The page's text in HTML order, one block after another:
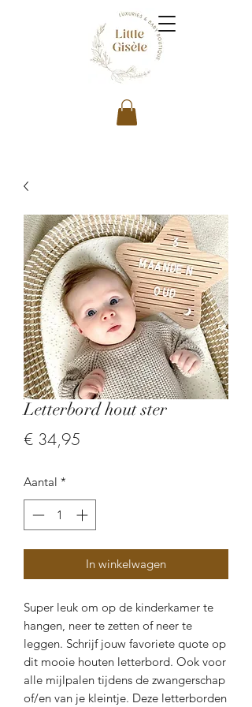
Letterbord hout ster
€ 34,95
Aantal *
In winkelwagen
Super leuk om op de kinderkamer te
hangen, neer te zetten of neer te
leggen. Schrijf jouw favoriete quote op
dit mooie houten letterbord. Ook voor
alle mijlpalen tijdens de zwangerschap
of/en van je kleintje. Deze letterborden